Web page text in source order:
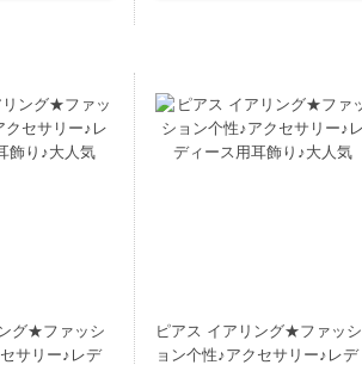
グ★ファッシ
サリー♪レデ
ピアス イアリング★ファッシ
ョン个性♪アクセサリー♪レデ